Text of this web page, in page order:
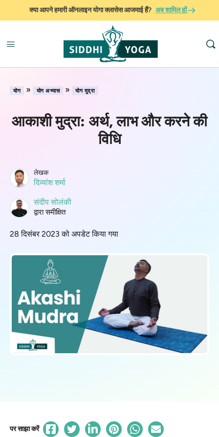
क्या आपने हमारी ऑनलाइन योगा क्लासेस आजमाई हैं? अब शामिल हों
योग » योग अभ्यास » योग मुद्रा
आकाशी मुद्रा: अर्थ, लाभ और करने की
विधि
लेखक
दिव्यांश शर्मा
संदीप सोलंकी
द्वारा समीक्षित
28 दिसंबर 2023 को अपडेट किया गया
पर साझा करें